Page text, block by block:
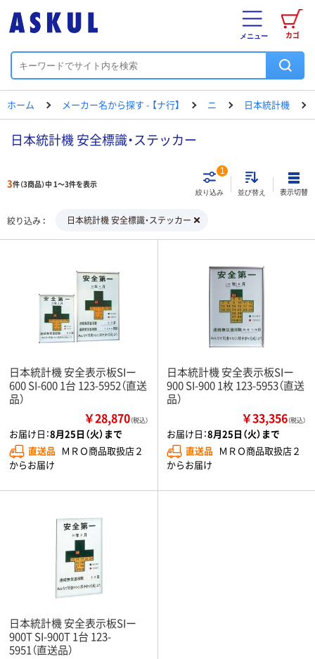
カゴ
メニュー
ホーム メーカー名から探す - 【ナ行】 ニ 日本統計機
日本統計機 安全標識・ステッカー
3件（3商品）中 1～3件を表示
絞り込み
1
並び替え 表示切替
絞り込み 日本統計機 安全標識・ステッカー
日本統計機 安全表示板SIー
600 SI-600 1台 123-5952（直送
品）
￥28,870（税込）
お届け日：8月25日（火）まで
直送品 ＭＲＯ商品取扱店２
からお届け
日本統計機 安全表示板SIー
900 SI-900 1枚 123-5953（直送
品）
￥33,356（税込）
お届け日：8月25日（火）まで
直送品 ＭＲＯ商品取扱店２
からお届け
日本統計機 安全表示板SIー
900T SI-900T 1台 123-
5951（直送品）